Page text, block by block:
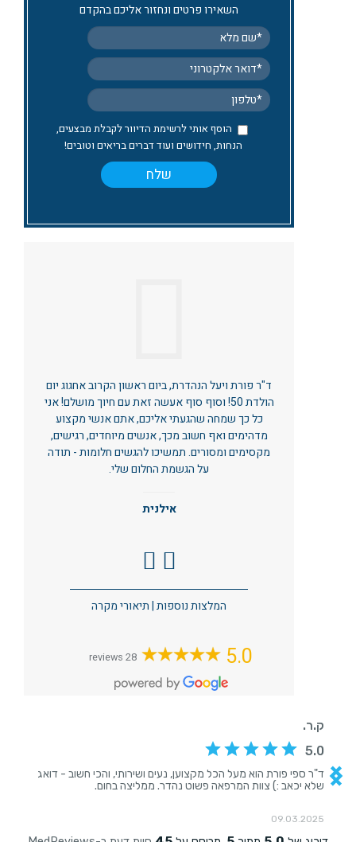
השאירו פרטים ונחזור אליכם בהקדם
הוסף אותי לרשימת הדיוור לקבלת מבצעים,
הנחות, חידושים ועוד דברים בריאים וטובים!
ד"ר פורת ויעל הנהדרת, ביום ראשון הקרוב אחגוג יום
הולדת 50! וסוף סוף אעשה זאת עם חיוך מושלם! אני
כל כך שמחה שהגעתי אליכם, אתם אנשי מקצוע
מדהימים ואף חשוב מכך, אנשים מיוחדים, רגישים,
מקסימים ומסורים. תמשיכו להגשים חלומות - תודה
על הגשמת החלום שלי.
אילנית
המלצות נוספות|תיאורי מקרה
5.0
28 reviews